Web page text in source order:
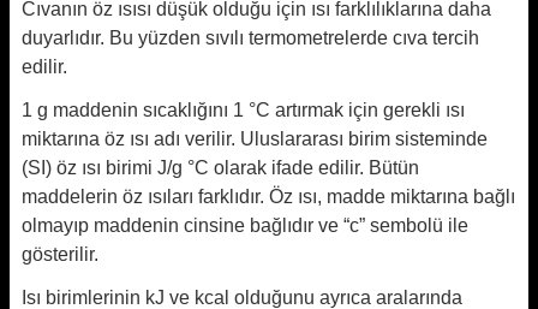
Cıvanın öz ısısı düşük olduğu için ısı farklılıklarına daha
duyarlıdır. Bu yüzden sıvılı termometrelerde cıva tercih
edilir.
1 g maddenin sıcaklığını 1 °C artırmak için gerekli ısı
miktarına öz ısı adı verilir. Uluslararası birim sisteminde
(SI) öz ısı birimi J/g °C olarak ifade edilir. Bütün
maddelerin öz ısıları farklıdır. Öz ısı, madde miktarına bağlı
olmayıp maddenin cinsine bağlıdır ve “c” sembolü ile
gösterilir.
Isı birimlerinin kJ ve kcal olduğunu ayrıca aralarında